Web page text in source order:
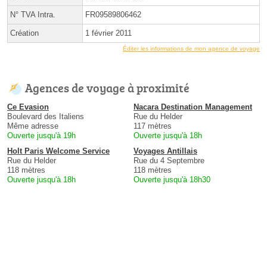
N° TVA Intra. FR09589806462
Création 1 février 2011
Éditer les informations de mon agence de voyage
Agences de voyage à proximité
Ce Evasion
Boulevard des Italiens
Même adresse
Ouverte jusqu'à 19h
Nacara Destination Management
Rue du Helder
117 mètres
Ouverte jusqu'à 18h
Holt Paris Welcome Service
Rue du Helder
118 mètres
Ouverte jusqu'à 18h
Voyages Antillais
Rue du 4 Septembre
118 mètres
Ouverte jusqu'à 18h30